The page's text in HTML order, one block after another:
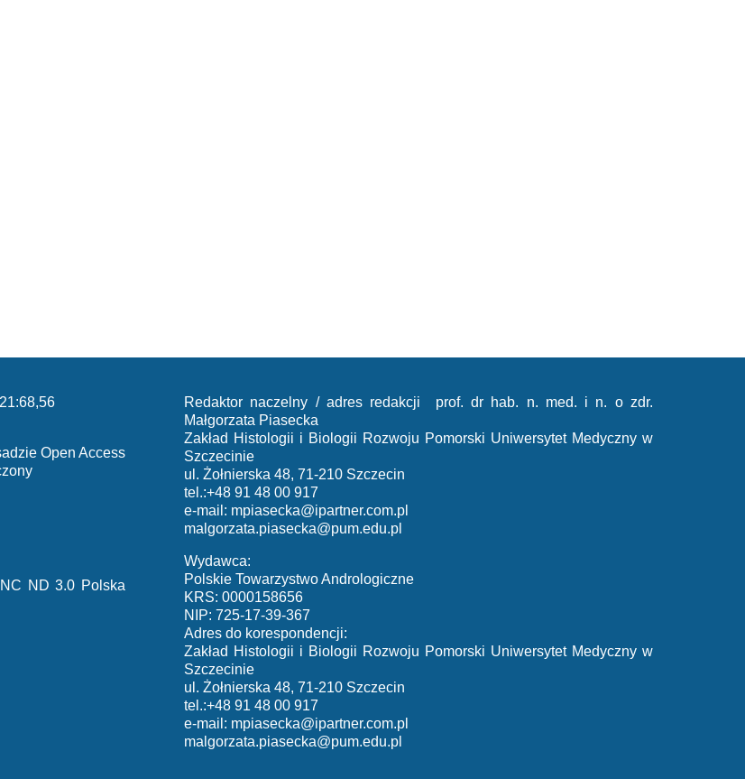
Open Access
ND 3.0 Polska
Redaktor naczelny / adres redakcji prof. dr hab. n. med. i n. o zdr.
Małgorzata Piasecka
Zakład Histologii i Biologii Rozwoju Pomorski Uniwersytet Medyczny w
Szczecinie
ul. Żołnierska 48, 71-210 Szczecin
tel.:+48 91 48 00 917
e-mail: mpiasecka@ipartner.com.pl
malgorzata.piasecka@pum.edu.pl
Wydawca:
Polskie Towarzystwo Andrologiczne
KRS: 0000158656
NIP: 725-17-39-367
Adres do korespondencji:
Zakład Histologii i Biologii Rozwoju Pomorski Uniwersytet Medyczny w
Szczecinie
ul. Żołnierska 48, 71-210 Szczecin
tel.:+48 91 48 00 917
e-mail: mpiasecka@ipartner.com.pl
malgorzata.piasecka@pum.edu.pl